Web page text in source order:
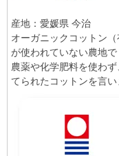
産地：愛媛県 今治
オーガニックコットン
が使われていない農地で
農薬や化学肥料を使わ
てられたコットンを言い